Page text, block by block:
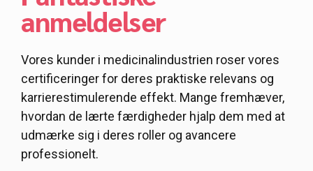
anmeldelser
Vores kunder i medicinalindustrien roser vores
certificeringer for deres praktiske relevans og
karrierestimulerende effekt. Mange fremhæver,
hvordan de lærte færdigheder hjalp dem med at
udmærke sig i deres roller og avancere
professionelt.